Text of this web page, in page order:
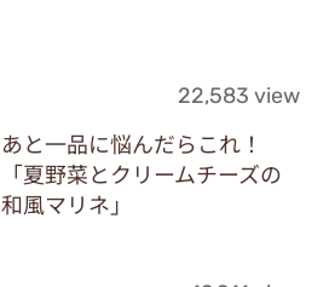
22,583 view
あと一品に悩んだらこれ！
「夏野菜とクリームチーズの
和風マリネ」